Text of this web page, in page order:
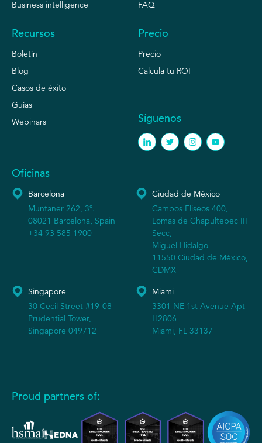
Business intelligence
FAQ
Recursos
Boletín
Blog
Casos de éxito
Guías
Webinars
Precio
Precio
Calcula tu ROI
Síguenos
Oficinas
Barcelona
Muntaner 262, 3º.
08021 Barcelona, Spain
+34 93 585 1900
Ciudad de México
Campos Eliseos 400,
Lomas de Chapultepec III
Secc,
Miguel Hidalgo
11550 Ciudad de México,
CDMX
Singapore
30 Cecil Street #19-08
Prudential Tower,
Singapore 049712
Miami
3301 NE 1st Avenue Apt
H2806
Miami, FL 33137
Proud partners of: